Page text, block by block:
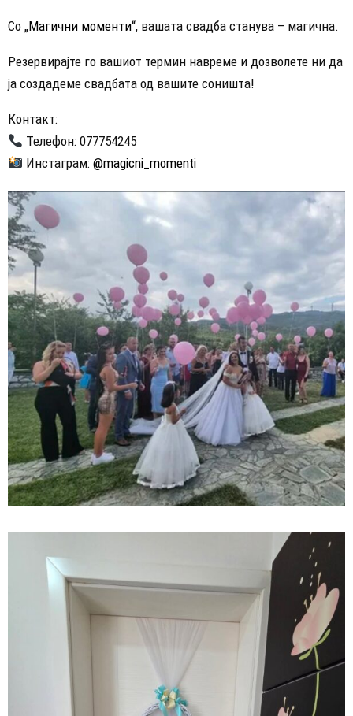
Со „Магични моменти“, вашата свадба станува – магична.
Резервирајте го вашиот термин навреме и дозволете ни да
ја создадеме свадбата од вашите соништа!
Контакт:
Телефон: 077754245
Инстаграм: @magicni_momenti